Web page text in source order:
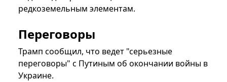
редкоземельным элементам.
Переговоры
Трамп сообщил, что ведет "серьезные
переговоры" с Путиным об окончании войны в
Украине.